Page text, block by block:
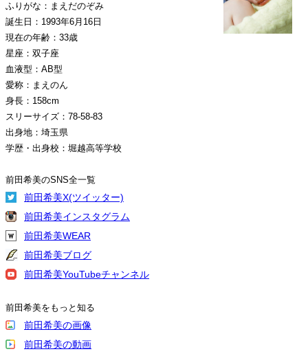
ふりがな：まえだのぞみ
誕生日：1993年6月16日
現在の年齢：33歳
星座：双子座
血液型：AB型
愛称：まえのん
身長：158cm
スリーサイズ：78-58-83
出身地：埼玉県
学歴・出身校：堀越高等学校
前田希美のSNS全一覧
前田希美X(ツイッター)
前田希美インスタグラム
前田希美WEAR
前田希美ブログ
前田希美YouTubeチャンネル
前田希美をもっと知る
前田希美の画像
前田希美の動画